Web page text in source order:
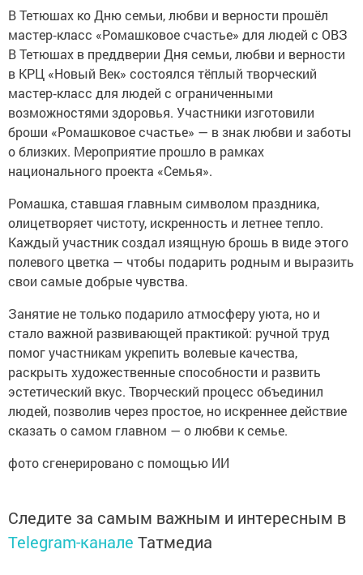
В Тетюшах ко Дню семьи, любви и верности прошёл
мастер‑класс «Ромашковое счастье» для людей с ОВЗ
В Тетюшах в преддверии Дня семьи, любви и верности
в КРЦ «Новый Век» состоялся тёплый творческий
мастер‑класс для людей с ограниченными
возможностями здоровья. Участники изготовили
броши «Ромашковое счастье» — в знак любви и заботы
о близких. Мероприятие прошло в рамках
национального проекта «Семья».
Ромашка, ставшая главным символом праздника,
олицетворяет чистоту, искренность и летнее тепло.
Каждый участник создал изящную брошь в виде этого
полевого цветка — чтобы подарить родным и выразить
свои самые добрые чувства.
Занятие не только подарило атмосферу уюта, но и
стало важной развивающей практикой: ручной труд
помог участникам укрепить волевые качества,
раскрыть художественные способности и развить
эстетический вкус. Творческий процесс объединил
людей, позволив через простое, но искреннее действие
сказать о самом главном — о любви к семье.
фото сгенерировано с помощью ИИ
Следите за самым важным и интересным в
Telegram-канале Татмедиа